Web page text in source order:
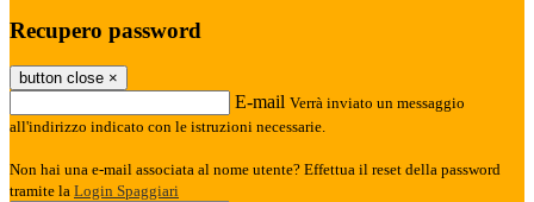
Recupero password
button close ×
E-mail Verrà inviato un messaggio
all'indirizzo indicato con le istruzioni necessarie.
Non hai una e-mail associata al nome utente? Effettua il reset della password
tramite la Login Spaggiari